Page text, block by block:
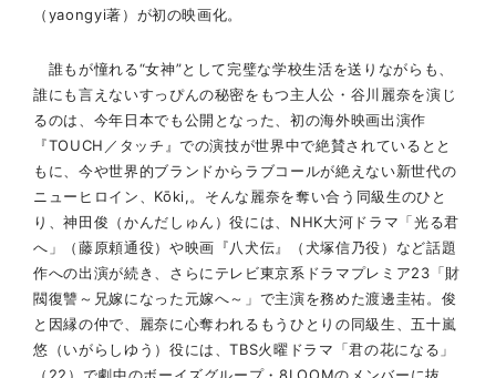
（yaongyi著）が初の映画化。
誰もが憧れる“女神”として完璧な学校生活を送りながらも、
誰にも言えないすっぴんの秘密をもつ主人公・谷川麗奈を演じ
るのは、今年日本でも公開となった、初の海外映画出演作
『TOUCH／タッチ』での演技が世界中で絶賛されているとと
もに、今や世界的ブランドからラブコールが絶えない新世代の
ニューヒロイン、Kōki,。そんな麗奈を奪い合う同級生のひと
り、神田俊（かんだしゅん）役には、NHK大河ドラマ「光る君
へ」（藤原頼通役）や映画『八犬伝』（犬塚信乃役）など話題
作への出演が続き、さらにテレビ東京系ドラマプレミア23「財
閥復讐～兄嫁になった元嫁へ～」で主演を務めた渡邊圭祐。俊
と因縁の仲で、麗奈に心奪われるもうひとりの同級生、五十嵐
悠（いがらしゆう）役には、TBS火曜ドラマ「君の花になる」